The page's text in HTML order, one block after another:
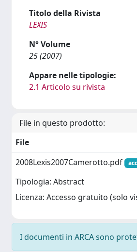
Titolo della Rivista
LEXIS
N° Volume
25 (2007)
Appare nelle tipologie:
2.1 Articolo su rivista
File in questo prodotto:
File
2008Lexis2007Camerotto.pdf
Tipologia: Abstract
Licenza: Accesso gratuito (solo
I documenti in ARCA sono